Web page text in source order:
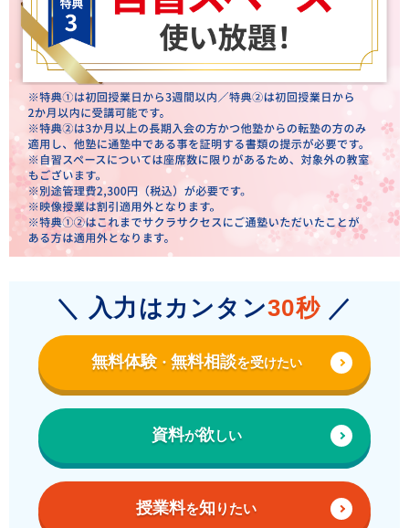
＼ 入力はカンタン30秒 ／
無料体験・ 無料相談を受けたい
資料が欲しい
授業料を知 りたい